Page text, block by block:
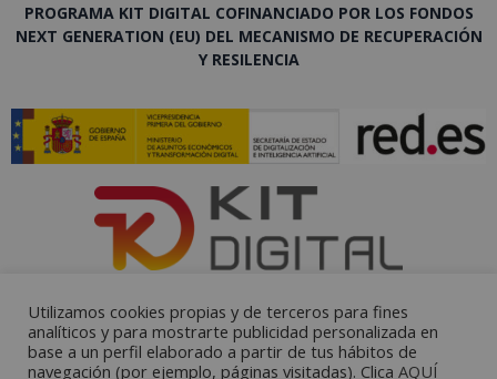
PROGRAMA KIT DIGITAL COFINANCIADO POR LOS FONDOS
NEXT GENERATION (EU) DEL MECANISMO DE RECUPERACIÓN
Y RESILENCIA
Utilizamos cookies propias y de terceros para fines
analíticos y para mostrarte publicidad personalizada en
base a un perfil elaborado a partir de tus hábitos de
navegación (por ejemplo, páginas visitadas). Clica AQUÍ